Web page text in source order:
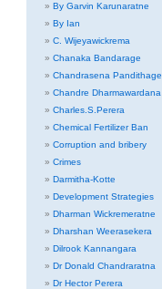
By Garvin Karunaratne
By Ian
C. Wijeyawickrema
Chanaka Bandarage
Chandrasena Pandithage
Chandre Dharmawardana
Charles.S.Perera
Chemical Fertilizer Ban
Corruption and bribery
Crimes
Darmitha-Kotte
Development Strategies
Dharman Wickremeratne
Dharshan Weerasekera
Dilrook Kannangara
Dr Donald Chandraratna
Dr Hector Perera